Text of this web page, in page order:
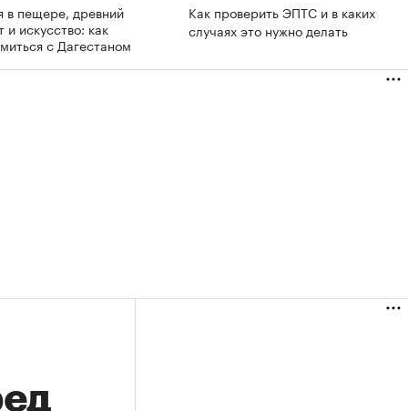
в пещере, древний
и искусство: как
с Дагестаном
Как проверить ЭПТС и в каких
случаях это нужно делать